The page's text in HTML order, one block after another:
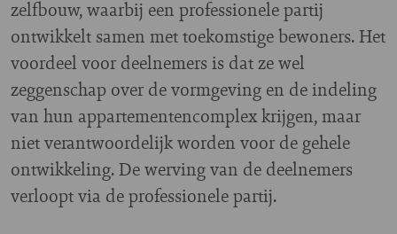
zelfbouw, waarbij een professionele partij
ontwikkelt samen met toekomstige bewoners.Het
voordeel voor deelnemers is dat ze wel
zeggenschap over de vormgeving en de indeling
van hun appartementencomplex krijgen, maar
niet verantwoordelijk worden voor de gehele
ontwikkeling.De werving van de deelnemers
verloopt via de professionele partij.